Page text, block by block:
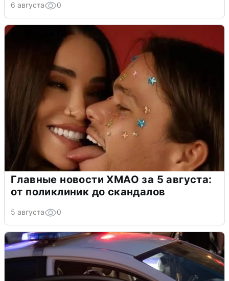
6 августа 0
Главные новости ХМАО за 5 августа:
от поликлиник до скандалов
5 августа 0